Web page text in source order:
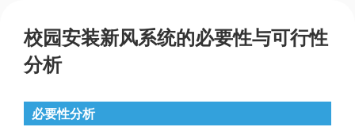
校园安装新风系统的必要性与可行性
分析
必要性分析